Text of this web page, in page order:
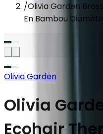
/Olivia Garden
En Bambou
Olivia Garden
Olivia
Ecohair